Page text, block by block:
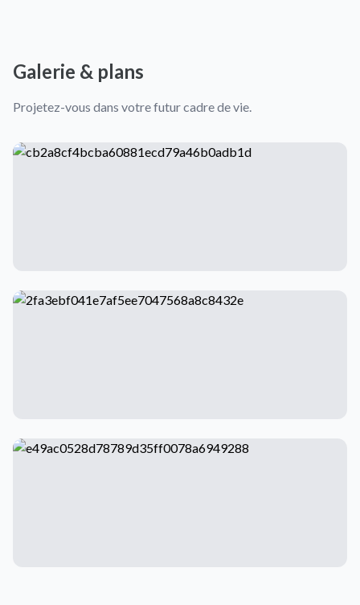
Galerie & plans
Projetez-vous dans votre futur cadre de vie.